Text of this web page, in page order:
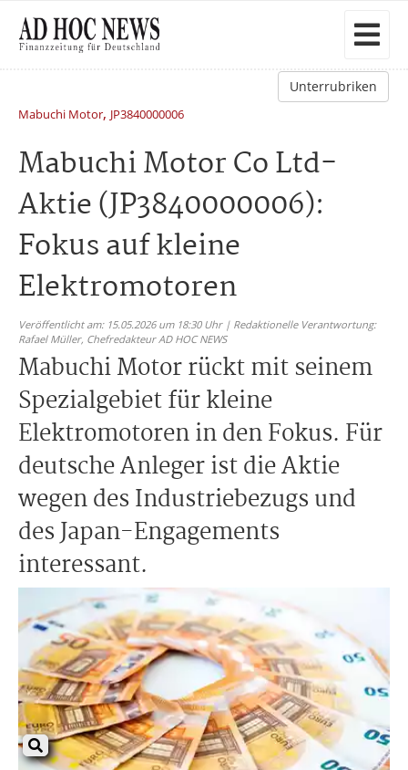
Unterrubriken
Mabuchi Motor, JP3840000006
Mabuchi Motor Co Ltd-
Aktie (JP3840000006):
Fokus auf kleine
Elektromotoren
Veröffentlicht am: 15.05.2026 um 18:30 Uhr | Redaktionelle Verantwortung:
Rafael Müller, Chefredakteur AD HOC NEWS
Mabuchi Motor rückt mit seinem
Spezialgebiet für kleine
Elektromotoren in den Fokus. Für
deutsche Anleger ist die Aktie
wegen des Industriebezugs und
des Japan-Engagements
interessant.